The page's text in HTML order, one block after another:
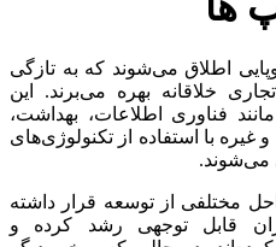
اطلاق می‌شوند که به تازگی
خلاقانه بهره می‌برند. این
فناوری اطلاعات، بهداشت،
با استفاده از تکنولوژی‌های
می‌شوند.
مختلفی از توسعه قرار داشته
قابل توجهی رشد کرده و